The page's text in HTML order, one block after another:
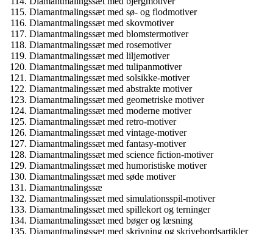
Diamantmalingssæt med sø- og flodmotiver
Diamantmalingssæt med skovmotiver
Diamantmalingssæt med blomstermotiver
Diamantmalingssæt med rosemotiver
Diamantmalingssæt med liljemotiver
Diamantmalingssæt med tulipanmotiver
Diamantmalingssæt med solsikke-motiver
Diamantmalingssæt med abstrakte motiver
Diamantmalingssæt med geometriske motiver
Diamantmalingssæt med moderne motiver
Diamantmalingssæt med retro-motiver
Diamantmalingssæt med vintage-motiver
Diamantmalingssæt med fantasy-motiver
Diamantmalingssæt med science fiction-motiver
Diamantmalingssæt med humoristiske motiver
Diamantmalingssæt med søde motiver
Diamantmalingssæ
Diamantmalingssæt med simulationsspil-motiver
Diamantmalingssæt med spillekort og terninger
Diamantmalingssæt med bøger og læsning
Diamantmalingssæt med skrivning og skrivebordsartikler